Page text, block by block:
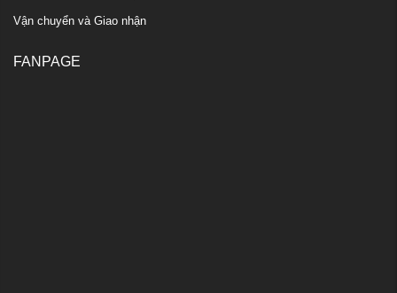
Vận chuyển và Giao nhận
FANPAGE